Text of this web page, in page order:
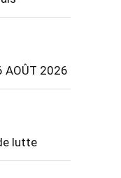
AOÛT 2026
lutte